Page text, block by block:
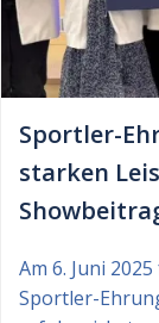
Sportler-
starken
Am 6. Juni
Sportler-